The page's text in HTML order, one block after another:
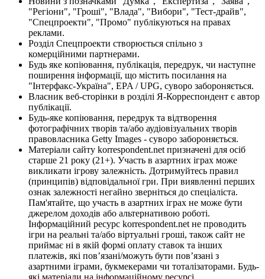
"Регіони", "Гроші", "Влада", "Вибори", "Тест-драйв",
"Спецпроекти", "Промо" публікуються на правах
реклами.
Розділ Спецпроекти створюється спільно з
комерційними партнерами.
Будь яке копіювання, публікація, передрук, чи наступне
поширення інформації, що містить посилання на
"Інтерфакс-Україна", EPA / UPG, суворо забороняється.
Власник веб-сторінки в розділі Я-Корреспондент є автор
публікації.
Будь-яке копіювання, передрук та відтворення
фотографічних творів та/або аудіовізуальних творів
правовласника Getty Images - суворо забороняється.
Матеріали сайту korrespondent.net призначені для осіб
старше 21 року (21+). Участь в азартних іграх може
викликати ігрову залежність. Дотримуйтесь правил
(принципів) відповідальної гри. При виявленні перших
ознак залежності негайно зверніться до спеціаліста.
Пам'ятайте, що участь в азартних іграх не може бути
джерелом доходів або альтернативою роботі.
Інформаційний ресурс korrespondent.net не проводить
ігри на реальні та/або віртуальні гроші, також сайт не
приймає ні в якій формі оплату ставок та інших
платежів, які пов’язані/можуть бути пов’язані з
азартними іграми, букмекерами чи тоталізаторами. Будь-
які матеріали на інформаційному ресурсі